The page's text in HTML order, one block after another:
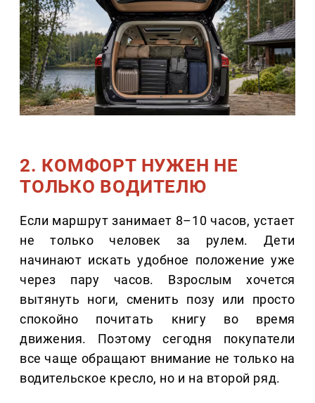
2. КОМФОРТ НУЖЕН НЕ
ТОЛЬКО ВОДИТЕЛЮ
Если маршрут занимает 8–10 часов, устает
не только человек за рулем. Дети
начинают искать удобное положение уже
через пару часов. Взрослым хочется
вытянуть ноги, сменить позу или просто
спокойно почитать книгу во время
движения. Поэтому сегодня покупатели
все чаще обращают внимание не только на
водительское кресло, но и на второй ряд.